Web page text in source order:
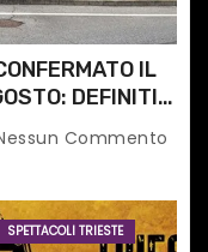
IL
DEFINITI
Commento
SPETTACOLI TRIESTE